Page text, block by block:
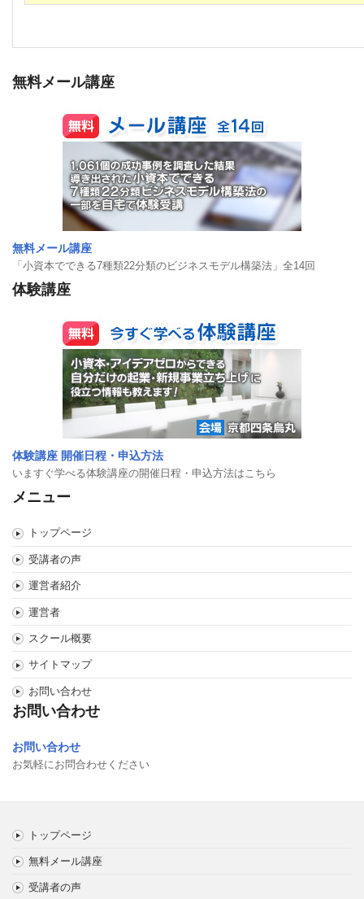
無料メール講座
無料メール講座
「小資本でできる7種類22分類のビジネスモデル構築法」全14回
体験講座
体験講座 開催日程・申込方法
いますぐ学べる体験講座の開催日程・申込方法はこちら
メニュー
トップページ
受講者の声
運営者紹介
運営者
スクール概要
サイトマップ
お問い合わせ
お問い合わせ
お問い合わせ
お気軽にお問合わせください
トップページ
無料メール講座
受講者の声